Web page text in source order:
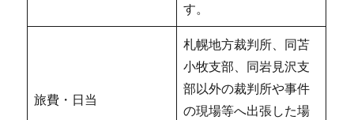
す。
旅費・日当
札幌地方裁判所、同苫
小牧支部、同岩見沢支
部以外の裁判所や事件
の現場等へ出張した場